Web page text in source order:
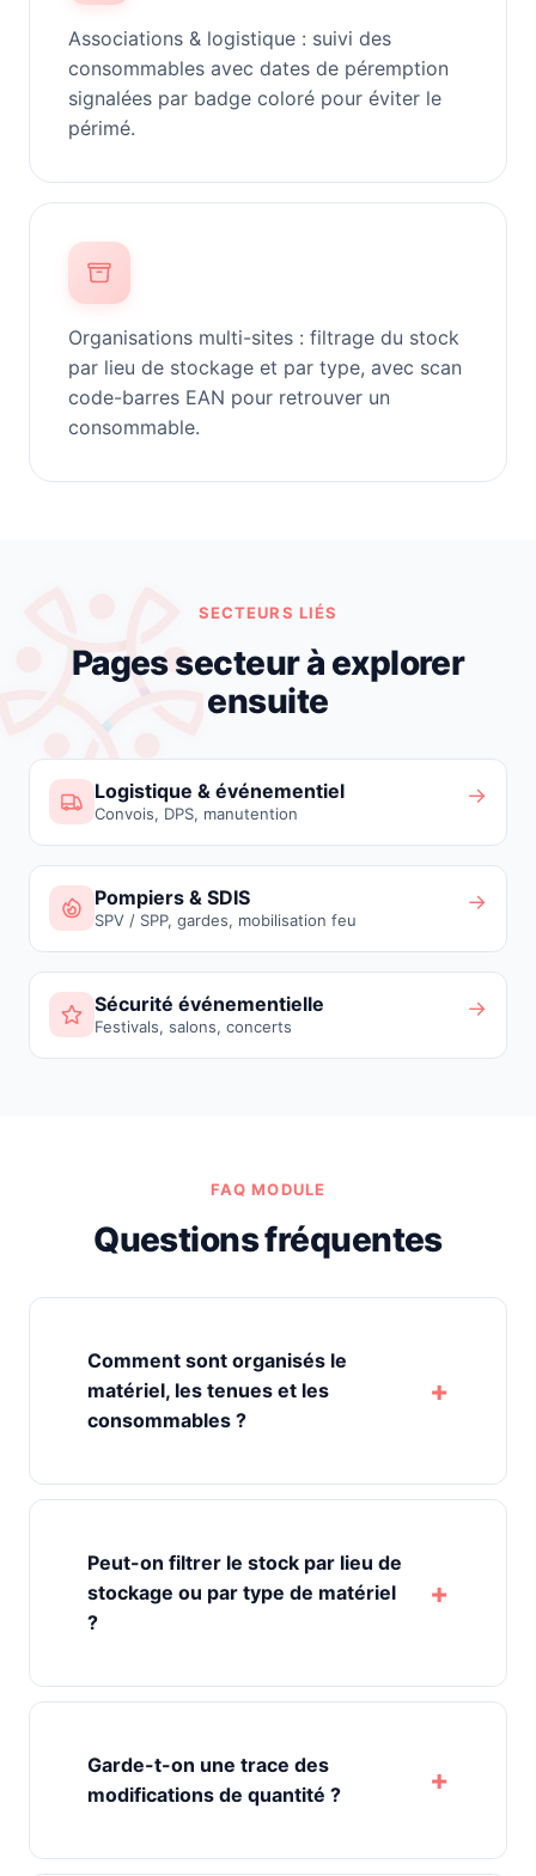
Associations & logistique : suivi des
consommables avec dates de péremption
signalées par badge coloré pour éviter le
périmé.
Organisations multi-sites : filtrage du stock
par lieu de stockage et par type, avec scan
code-barres EAN pour retrouver un
consommable.
SECTEURS LIÉS
Pages secteur à explorer
ensuite
Logistique & événementiel
Convois, DPS, manutention
→
Pompiers & SDIS
SPV / SPP, gardes, mobilisation feu
→
Sécurité événementielle
Festivals, salons, concerts
→
FAQ MODULE
Questions fréquentes
Comment sont organisés le
matériel, les tenues et les
consommables ?
Peut-on filtrer le stock par lieu de
stockage ou par type de matériel
?
Garde-t-on une trace des
modifications de quantité ?